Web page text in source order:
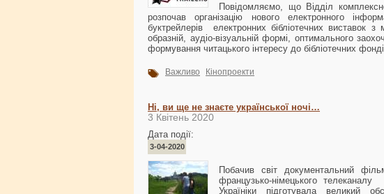
Повідомляємо, що Відділ
розпочав організацію нового електронного
буктрейлерів електронних бібліотечних виставок
образній, аудіо-візуальній формі, оптимального
формування читацького інтересу до бібліотечних
Важливо Кінопроекти
Ні, ви ще не знаєте української ночі…
3 Квітень 2020
Дата події:
3-04-2020
Побачив світ документальний
французько-німецького
Україніки підготувала великий